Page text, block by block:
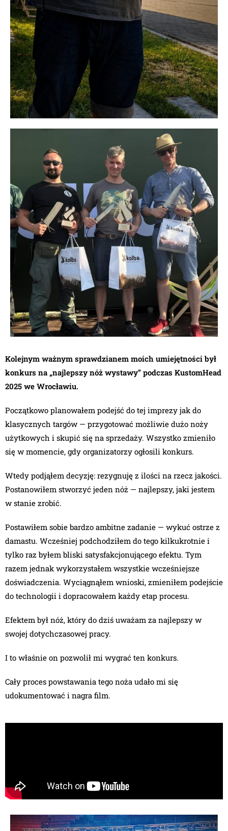
Kolejnym ważnym sprawdzianem moich umiejętności był
konkurs na „najlepszy nóż wystawy” podczas KustomHead
2025 we Wrocławiu.
Początkowo planowałem podejść do tej imprezy jak do
klasycznych targów — przygotować możliwie dużo noży
użytkowych i skupić się na sprzedaży. Wszystko zmieniło
się w momencie, gdy organizatorzy ogłosili konkurs.
Wtedy podjąłem decyzję: rezygnuję z ilości na rzecz jakości.
Postanowiłem stworzyć jeden nóż — najlepszy, jaki jestem
w stanie zrobić.
Postawiłem sobie bardzo ambitne zadanie — wykuć ostrze z
damastu. Wcześniej podchodziłem do tego kilkukrotnie i
tylko raz byłem bliski satysfakcjonującego efektu. Tym
razem jednak wykorzystałem wszystkie wcześniejsze
doświadczenia. Wyciągnąłem wnioski, zmieniłem podejście
do technologii i dopracowałem każdy etap procesu.
Efektem był nóż, który do dziś uważam za najlepszy w
swojej dotychczasowej pracy.
I to właśnie on pozwolił mi wygrać ten konkurs.
Cały proces powstawania tego noża udało mi się
udokumentować i nagra film.